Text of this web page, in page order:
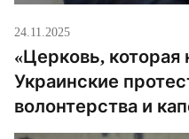
24.11.2025
«Церковь, которая
Украинские
волонтерства и